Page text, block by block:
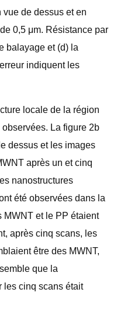
vue de dessus et en
0,5 μm. Résistance par
balayage et (d) la
indiquent les
locale de la région
La figure 2b
dessus et les images
après un et cinq
nanostructures
été observées dans la
MWNT et le PP étaient
après cinq scans, les
être des MWNT,
que la
les cinq scans était